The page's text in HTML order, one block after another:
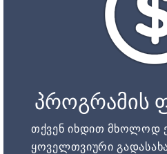
პროგრამის
თქვენ იხდით მხოლოდ
ყოველთვიური